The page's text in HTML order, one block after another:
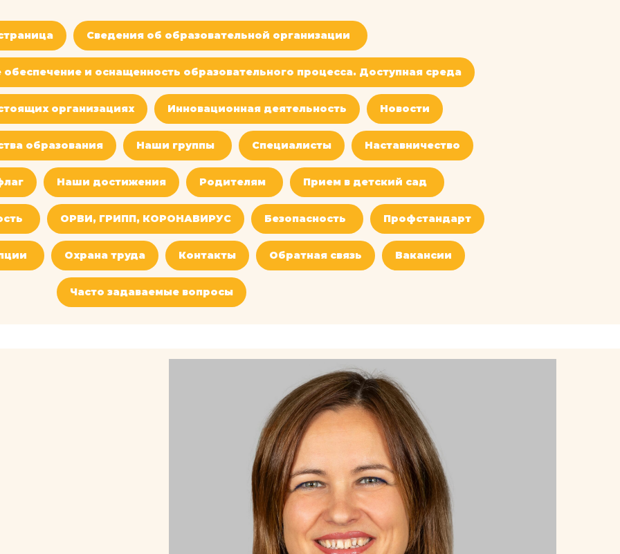
Сведения об образовательной организации
и оснащенность образовательного процесса. Доступная среда
организациях Инновационная деятельность Новости
образования Наши группы Специалисты Наставничество
Наши достижения Родителям Прием в детский сад
ОРВИ, ГРИПП, КОРОНАВИРУС Безопасность Профстандарт
Охрана труда Контакты Обратная связь Вакансии
Часто задаваемые вопросы